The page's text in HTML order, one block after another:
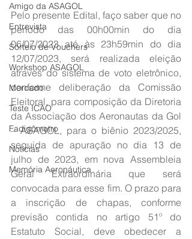
Amigo da ASAGOL
Entrevista
Sorteio de Vouchers
Workshop ASAGOL
Mercado
Teste ICAO
Fadigômetro
Notícias
Memória Aeronáutica
Pelo presente Edital, faço saber que no
período das 00h00min do dia
06/07/2023 até às 23h59min do dia
12/07/2023, será realizada eleição
através do sistema de voto eletrônico,
conforme deliberação da Comissão
Eleitoral, para composição da Diretoria
da Associação dos Aeronautas da Gol
– ASAGOL, para o biênio 2023/2025,
seguida de apuração no dia 13 de
julho de 2023, em nova Assembleia
Geral Extraordinária que será
convocada para esse fim. O prazo para
a inscrição de chapas, conforme
previsão contida no artigo 51º do
Estatuto Social, deve obedecer a